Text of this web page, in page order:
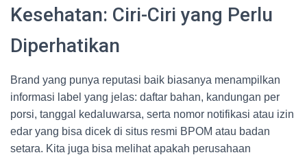
Kesehatan: Ciri-Ciri yang Perlu
Diperhatikan
Brand yang punya reputasi baik biasanya menampilkan
informasi label yang jelas: daftar bahan, kandungan per
porsi, tanggal kedaluwarsa, serta nomor notifikasi atau izin
edar yang bisa dicek di situs resmi BPOM atau badan
setara. Kita juga bisa melihat apakah perusahaan